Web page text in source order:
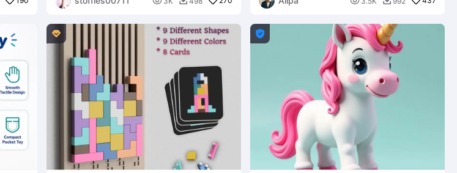
 